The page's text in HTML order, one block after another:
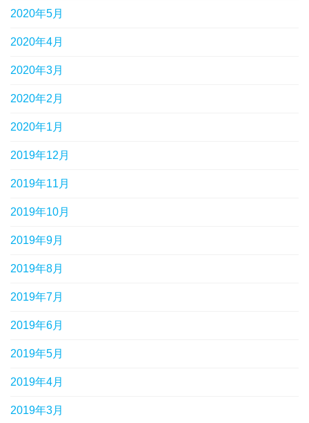
2020年5月
2020年4月
2020年3月
2020年2月
2020年1月
2019年12月
2019年11月
2019年10月
2019年9月
2019年8月
2019年7月
2019年6月
2019年5月
2019年4月
2019年3月